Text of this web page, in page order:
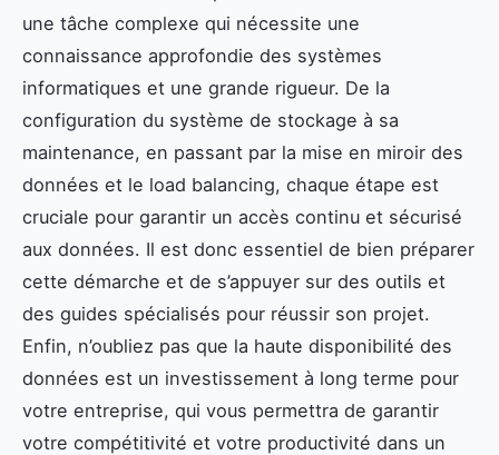
une tâche complexe qui nécessite une
connaissance approfondie des systèmes
informatiques et une grande rigueur. De la
configuration du système de stockage à sa
maintenance, en passant par la mise en miroir des
données et le load balancing, chaque étape est
cruciale pour garantir un accès continu et sécurisé
aux données. Il est donc essentiel de bien préparer
cette démarche et de s’appuyer sur des outils et
des guides spécialisés pour réussir son projet.
Enfin, n’oubliez pas que la haute disponibilité des
données est un investissement à long terme pour
votre entreprise, qui vous permettra de garantir
votre compétitivité et votre productivité dans un